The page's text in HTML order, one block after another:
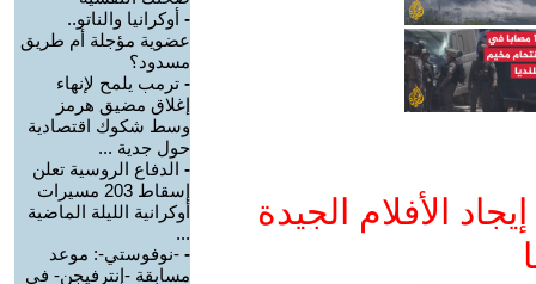
الأفلام الجيدة
- أوكرانيا والناتو..
عضوية مؤجلة أم طريق
مسدود؟
- ترمب يلمح لإنهاء
إغلاق مضيق هرمز
وسط شكوك اقتصادية
حول جدية ...
- الدفاع الروسية تعلن
إسقاط 203 مسيرات
أوكرانية الليلة الماضية
...
- -نوفوستي-: موعد
مسابقة -إنترفيجن- في